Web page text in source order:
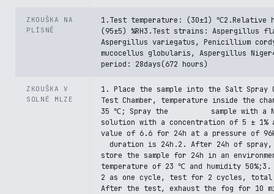
ZKOUŠKA NA
PLÍSNĚ
1.Test temperature: (30±1) ℃2.Relative
(95±5) %RH3.Test strains: Aspergillus
Aspergillus variegatus, Penicillium
mucocellus globularis, Aspergillus
period: 28days(672 hours)
ZKOUŠKA V
SOLNÉ MLZE
1. Place the sample into the Salt Spray
Test Chamber, temperature inside the
35 ℃; Spray the sample with a
solution with a concentration of 5 ± 1%
value of 6.6 for 24h at a pressure of
duration is 24h.2. After 24h of spray,
store the sample for 24h in an
temperature of 23 ℃ and humidity
2 as one cycle, test for 2 cycles, total
After the test, exhaust the fog for 10